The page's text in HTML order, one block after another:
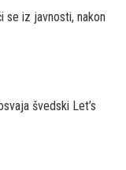
se iz javnosti, nakon
švedski Let’s